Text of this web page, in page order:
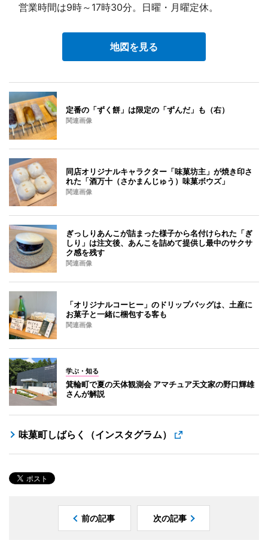
営業時間は9時～17時30分。日曜・月曜定休。
地図を見る
定番の「ずく餅」は限定の「ずんだ」も（右）
関連画像
同店オリジナルキャラクター「味菓坊主」が焼き印さ
れた「酒万十（さかまんじゅう）味菓ボウズ」
関連画像
ぎっしりあんこが詰まった様子から名付けられた「ぎ
しり」は注文後、あんこを詰めて提供し最中のサクサ
ク感を残す
関連画像
「オリジナルコーヒー」のドリップバッグは、土産に
お菓子と一緒に梱包する客も
関連画像
学ぶ・知る
箕輪町で夏の天体観測会 アマチュア天文家の野口輝雄
さんが解説
味菓町しばらく（インスタグラム）
前の記事 次の記事